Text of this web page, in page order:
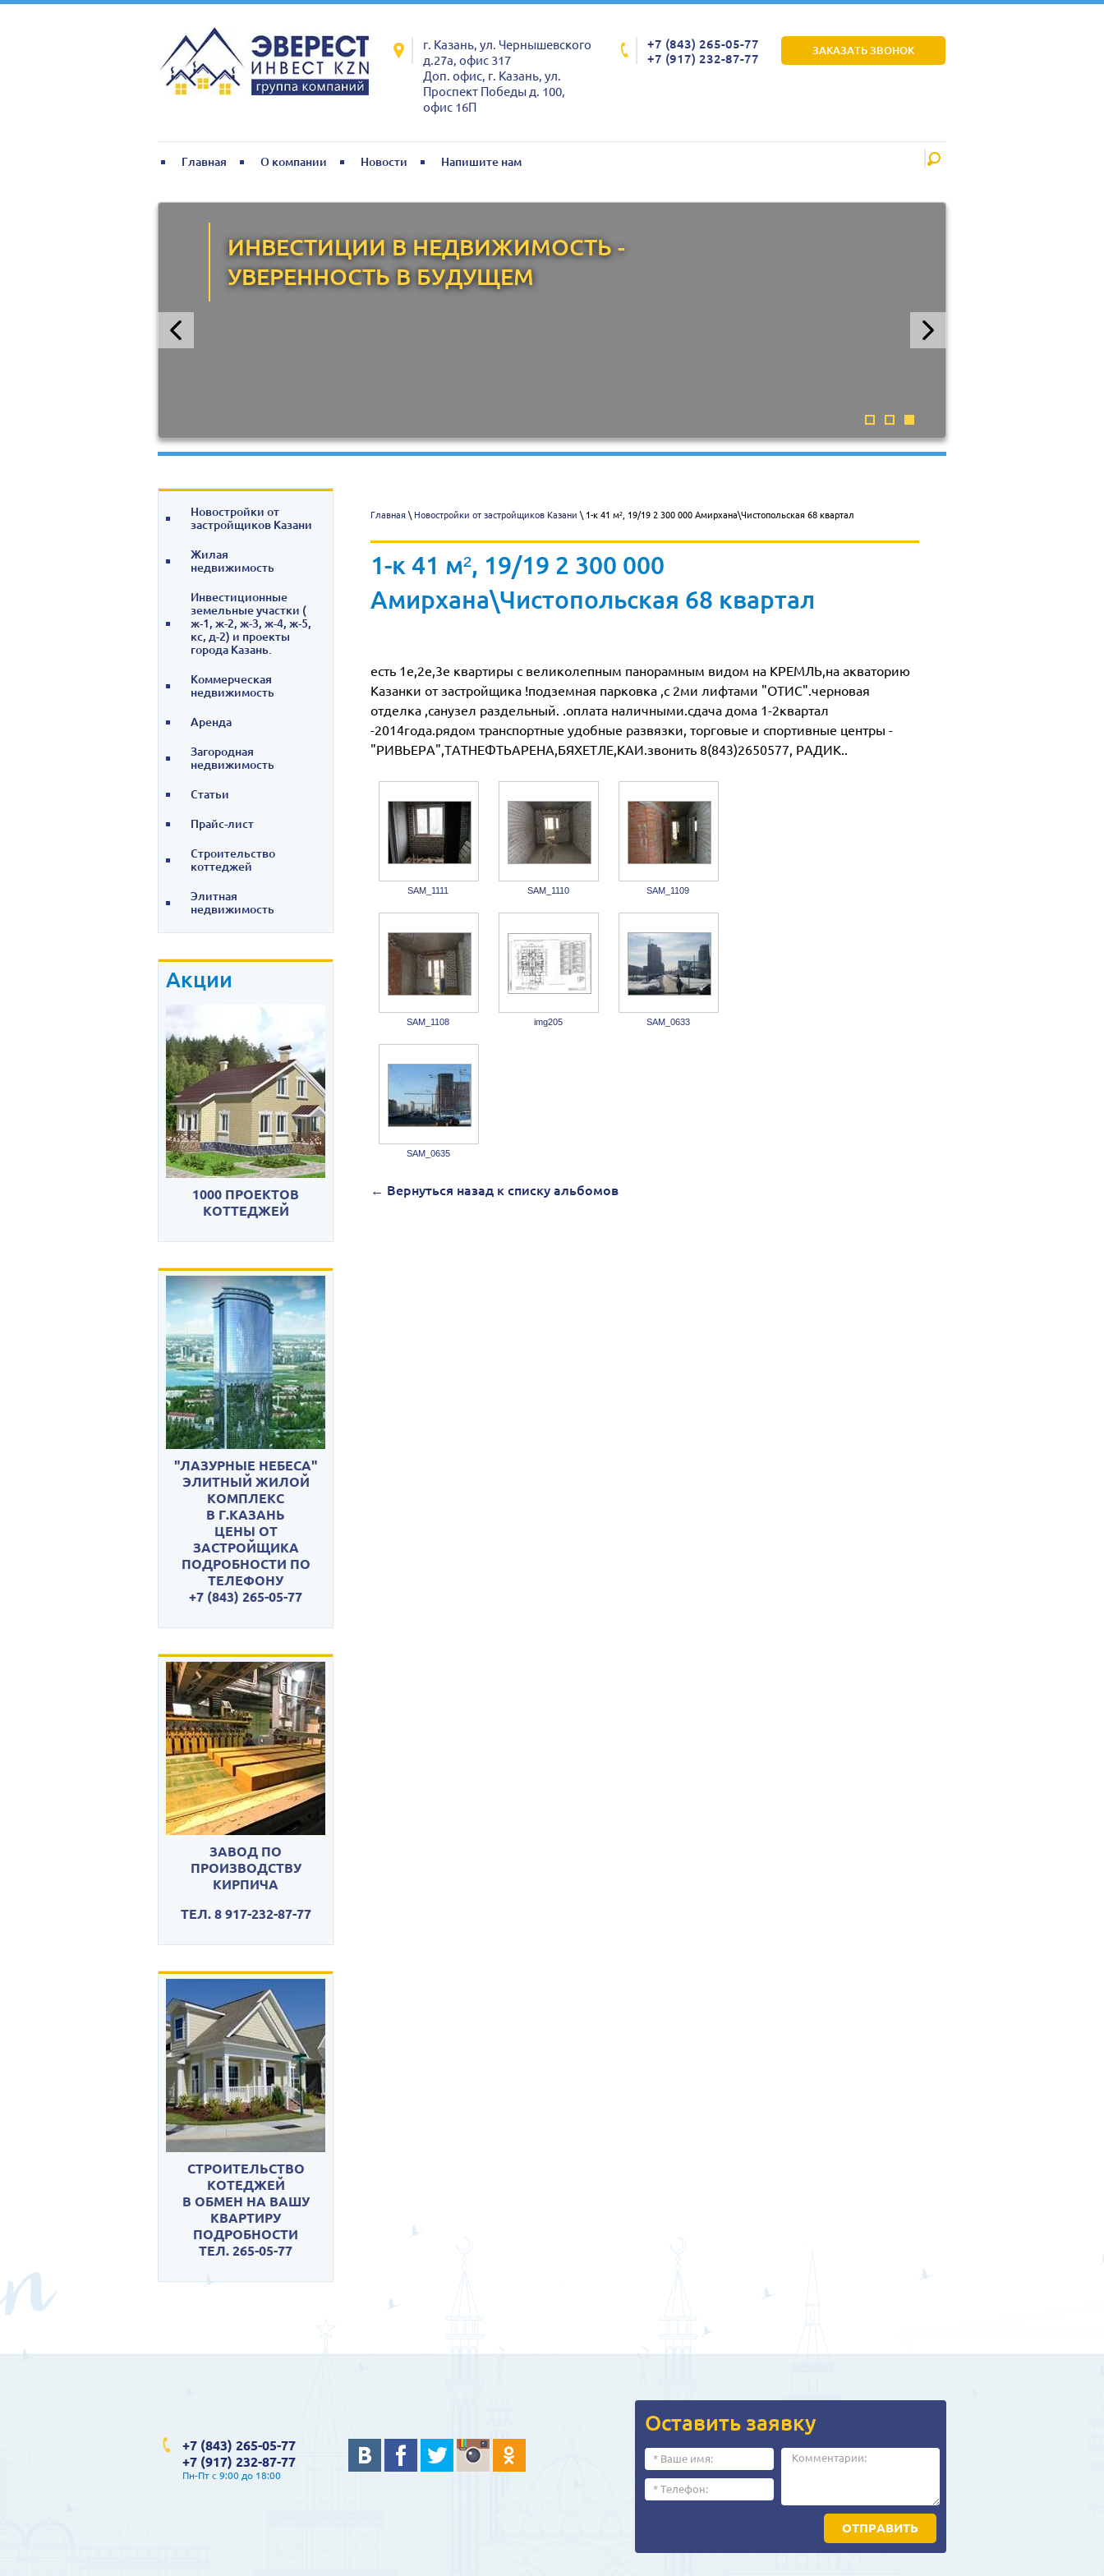
г. Казань, ул. Чернышевского
д.27а, офис 317
Доп. офис, г. Казань, ул.
Проспект Победы д. 100,
офис 16П
+7 (843) 265-05-77
+7 (917) 232-87-77
ЗАКАЗАТЬ ЗВОНОК
Главная О компании Новости Напишите нам
ИНВЕСТИЦИИ В НЕДВИЖИМОСТЬ -
УВЕРЕННОСТЬ В БУДУЩЕМ
Новостройки от
застройщиков Казани
Жилая
недвижимость
Инвестиционные
земельные участки (
ж-1, ж-2, ж-3, ж-4, ж-5,
кс, д-2) и проекты
города Казань.
Коммерческая
недвижимость
Аренда
Загородная
недвижимость
Статьи
Прайс-лист
Строительство
коттеджей
Элитная
недвижимость
Акции
1000 ПРОЕКТОВ
КОТТЕДЖЕЙ
"ЛАЗУРНЫЕ НЕБЕСА"
ЭЛИТНЫЙ ЖИЛОЙ
КОМПЛЕКС
В Г.КАЗАНЬ
ЦЕНЫ ОТ
ЗАСТРОЙЩИКА
ПОДРОБНОСТИ ПО
ТЕЛЕФОНУ
+7 (843) 265-05-77
ЗАВОД ПО
ПРОИЗВОДСТВУ
КИРПИЧА
ТЕЛ. 8 917-232-87-77
СТРОИТЕЛЬСТВО
КОТЕДЖЕЙ
В ОБМЕН НА ВАШУ
КВАРТИРУ
ПОДРОБНОСТИ
ТЕЛ. 265-05-77
Главная \ Новостройки от застройщиков Казани \ 1-к 41 м², 19/19 2 300 000 Амирхана\Чистопольская 68 квартал
1-к 41 м², 19/19 2 300 000
Амирхана\Чистопольская 68 квартал
есть 1е,2е,3е квартиры с великолепным панорамным видом на КРЕМЛЬ,на акваторию
Казанки от застройщика !подземная парковка ,с 2ми лифтами "ОТИС".черновая
отделка ,санузел раздельный. .оплата наличными.сдача дома 1-2квартал
-2014года.рядом транспортные удобные развязки, торговые и спортивные центры -
"РИВЬЕРА",ТАТНЕФТЬАРЕНА,БЯХЕТЛЕ,КАИ.звонить 8(843)2650577, РАДИК..
SAM_1111 SAM_1110 SAM_1109
SAM_1108 img205 SAM_0633
SAM_0635
← Вернуться назад к списку альбомов
+7 (843) 265-05-77
+7 (917) 232-87-77
Пн-Пт с 9:00 до 18:00
Оставить заявку
ОТПРАВИТЬ